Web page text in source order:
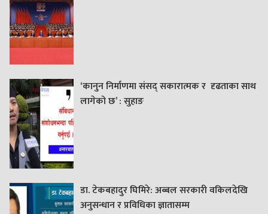
‘कानुन निर्माणमा संसद् सकारात्मक र दृढताका साथ
लागेको छ’ : सुहाङ
डा. टेकबहादुर घिमिरे: अब्बल सरकारी वकिलदेखि
अनुसन्धान र प्रविधिका ज्ञातासम्म